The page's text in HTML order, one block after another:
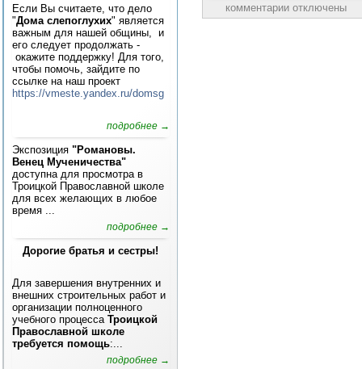
Если Вы считаете, что дело
"Дома слепоглухих" является
важным для нашей общины, и
его следует продолжать -
окажите поддержку! Для того,
чтобы помочь, зайдите по
ссылке на наш проект
https://vmeste.yandex.ru/domsg
подробнее →
Экспозиция "Романовы.
Венец Мученичества"
доступна для просмотра в
Троицкой Православной школе
для всех желающих в любое
время ...
подробнее →
Дорогие братья и сестры!
Для завершения внутренних и
внешних строительных работ и
организации полноценного
учебного процесса Троицкой
Православной школе
требуется помощь:...
подробнее →
комментарии отключены